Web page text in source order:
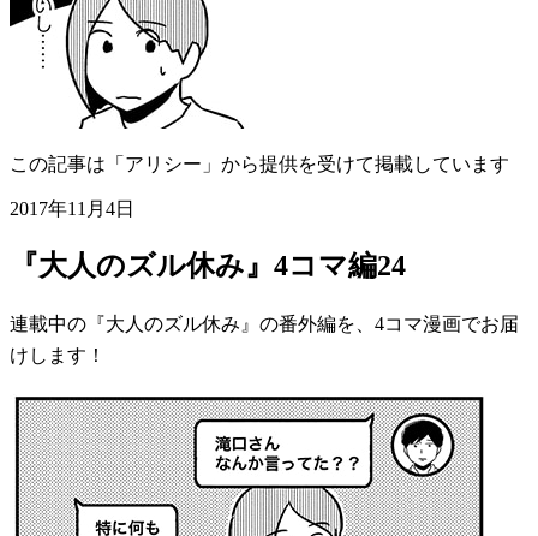
この記事は「アリシー」から提供を受けて掲載しています
2017年11月4日
『大人のズル休み』4コマ編24
連載中の『大人のズル休み』の番外編を、4コマ漫画でお届
けします！